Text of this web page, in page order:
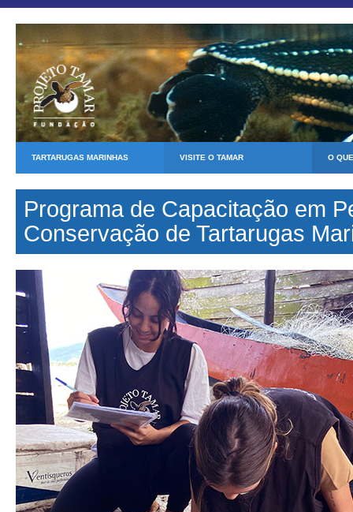
TARTARUGAS MARINHAS VISITE O TAMAR O
Programa de Capacitação em
Conservação de Tartarugas